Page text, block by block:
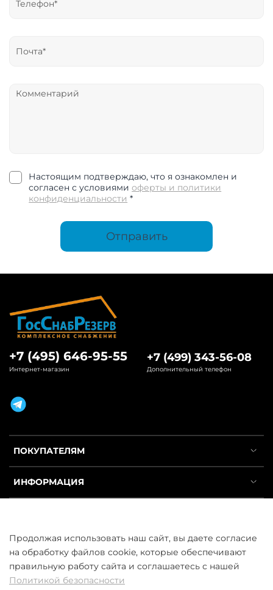
Настоящим подтверждаю, что я ознакомлен и
согласен с условиямиоферты и политики
конфиденциальности *
Отправить
ПОКУПАТЕЛЯМ
ИНФОРМАЦИЯ
+7 (495) 646-95-55
Интернет-магазин
+7 (499) 343-56-08
Дополнительный телефон
ООО «ГосСнабРезерв» © 2013–2026 - Продажа труб оптом и в
Продолжая использовать наш сайт, вы даете согласие
на обработку файлов cookie, которые обеспечивают
правильную работу сайта и соглашаетесь с нашей
Политикой безопасности